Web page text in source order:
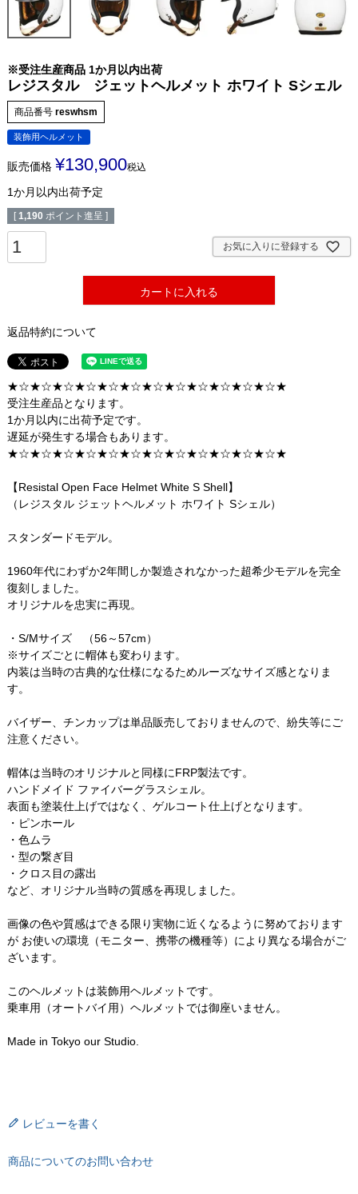
※受注生産商品 1か月以内出荷
レジスタル ジェットヘルメット ホワイト Sシェル
商品番号 reswhsm
装飾用ヘルメット
販売価格 ¥130,900税込
1か月以内出荷予定
[ 1,190 ポイント進呈 ]
お気に入りに登録する
カートに入れる
返品特約について
★☆★☆★☆★☆★☆★☆★☆★☆★☆★☆★☆★☆★
受注生産品となります。
1か月以内に出荷予定です。
遅延が発生する場合もあります。
★☆★☆★☆★☆★☆★☆★☆★☆★☆★☆★☆★☆★
【Resistal Open Face Helmet White S Shell】
（レジスタル ジェットヘルメット ホワイト Sシェル）
スタンダードモデル。
1960年代にわずか2年間しか製造されなかった超希少モデルを完全
復刻しました。
オリジナルを忠実に再現。
・S/Mサイズ （56～57cm）
※サイズごとに帽体も変わります。
内装は当時の古典的な仕様になるためルーズなサイズ感となりま
す。
バイザー、チンカップは単品販売しておりませんので、紛失等にご
注意ください。
帽体は当時のオリジナルと同様にFRP製法です。
ハンドメイド ファイバーグラスシェル。
表面も塗装仕上げではなく、ゲルコート仕上げとなります。
・ピンホール
・色ムラ
・型の繋ぎ目
・クロス目の露出
など、オリジナル当時の質感を再現しました。
画像の色や質感はできる限り実物に近くなるように努めております
が お使いの環境（モニター、携帯の機種等）により異なる場合がご
ざいます。
このヘルメットは装飾用ヘルメットです。
乗車用（オートバイ用）ヘルメットでは御座いません。
Made in Tokyo our Studio.
レビューを書く
商品についてのお問い合わせ